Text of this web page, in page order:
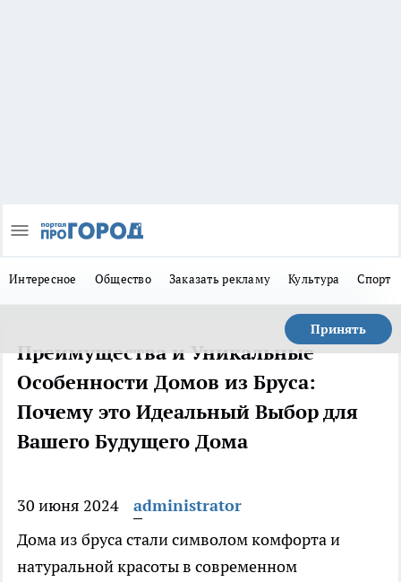
Интересное Общество Заказать рекламу Культура Спорт
Принять
Преимущества и Уникальные
Особенности Домов из Бруса:
Почему это Идеальный Выбор для
Вашего Будущего Дома
30 июня 2024
administrator
Дома из бруса стали символом комфорта и
натуральной красоты в современном